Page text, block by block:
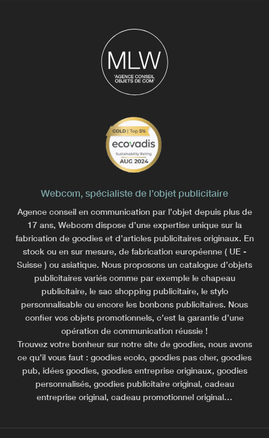
Webcom, spécialiste de l’objet publicitaire
Agence conseil en communication par l’objet depuis plus de
17 ans, Webcom dispose d’une expertise unique sur la
fabrication de goodies et d’articles publicitaires originaux. En
stock ou en sur mesure, de fabrication européenne ( UE -
Suisse ) ou asiatique. Nous proposons un catalogue d’objets
publicitaires variés comme par exemple le chapeau
publicitaire, le sac shopping publicitaire, le stylo
personnalisable ou encore les bonbons publicitaires. Nous
confier vos objets promotionnels, c’est la garantie d’une
opération de communication réussie !
Trouvez votre bonheur sur notre site de goodies, nous avons
ce qu’il vous faut : goodies ecolo, goodies pas cher, goodies
pub, idées goodies, goodies entreprise originaux, goodies
personnalisés, goodies publicitaire original, cadeau
entreprise original, cadeau promotionnel original…